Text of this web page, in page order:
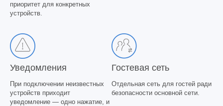
приоритет для конкретных
устройств.
Гостевая сеть
Отдельная сеть для гостей ради
безопасности основной сети.
Уведомления
При подключении неизвестных
устройств приходит
уведомление — одно нажатие, и